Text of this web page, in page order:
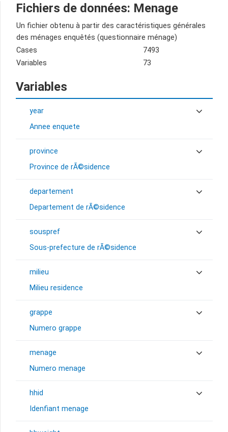
Fichiers de données: Menage
Un fichier obtenu à partir des caractéristiques générales
des ménages enquêtés (questionnaire ménage)
Cases
7493
Variables
73
Variables
year
Annee enquete
province
Province de rÃ©sidence
departement
Departement de rÃ©sidence
souspref
Sous-prefecture de rÃ©sidence
milieu
Milieu residence
grappe
Numero grappe
menage
Numero menage
hhid
Idenfiant menage